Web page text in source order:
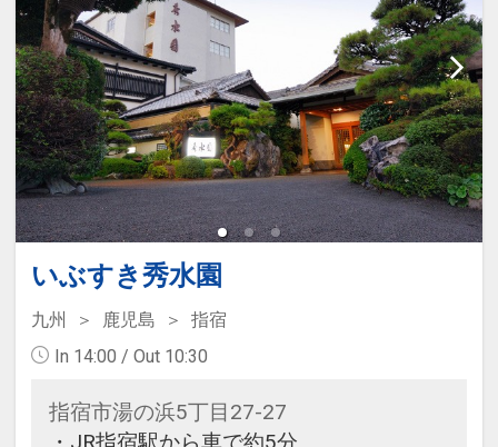
いぶすき秀水園
九州 鹿児島
指宿
In 14:00 / Out 10:30
指宿市湯の浜5丁目27-27